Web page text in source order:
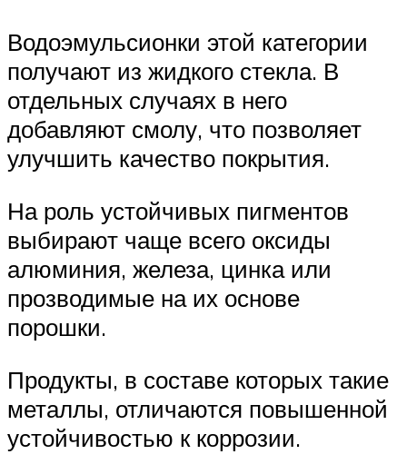
Водоэмульсионки этой категории
получают из жидкого стекла. В
отдельных случаях в него
добавляют смолу, что позволяет
улучшить качество покрытия.
На роль устойчивых пигментов
выбирают чаще всего оксиды
алюминия, железа, цинка или
прозводимые на их основе
порошки.
Продукты, в составе которых такие
металлы, отличаются повышенной
устойчивостью к коррозии.